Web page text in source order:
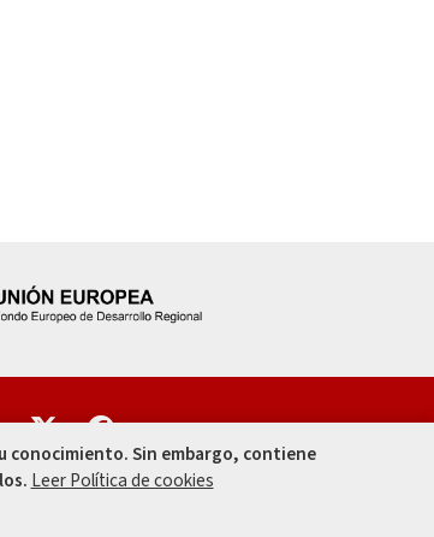
conocimiento. Sin embargo, contiene
Leer Política de cookies